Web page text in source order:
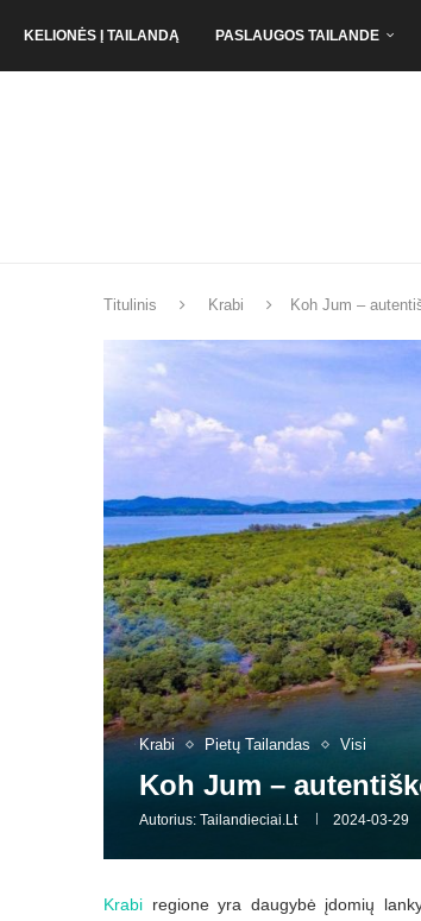
KELIONĖS Į TAILANDĄ PASLAUGOS TAILANDE
Titulinis Krabi Koh Jum –
Krabi Pietų Tailandas Visi
Koh Jum –
Autorius: Tailandieciai.lt 2024-03-29
Krabi regione yra daugybė įdomių